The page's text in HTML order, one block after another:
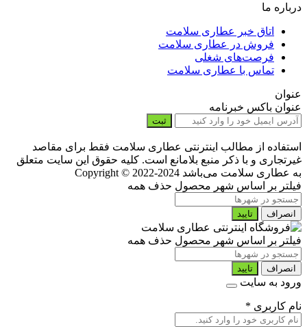
درباره ما
اتاق خبر عطاری سلامت
فروش در عطاری سلامت
فرصت‌های شغلی
تماس با عطاری سلامت
عنوان
عنوان باکس خبرنامه
ثبت
استفاده از مطالب اینترنتی عطاری سلامت فقط برای مقاصد
غیرتجاری و با ذکر منبع بلامانع است. کلیه حقوق این سایت متعلق
به عطاری سلامت می‌باشد Copyright © 2022-2024
فیلتر بر اساس شهر محصول حذف همه
انصراف تایید
فیلتر بر اساس شهر محصول حذف همه
انصراف تایید
ورود به سایت
نام کاربری *